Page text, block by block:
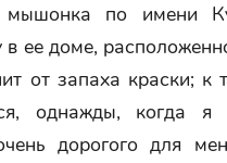
мышонка по имени
в ее доме,
от запаха краски; к
однажды, когда я
дорогого для